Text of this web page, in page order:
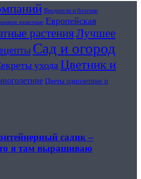
Вредители и болезни
животные Европейская
растенияЛучшее
Сад и огород
ухода Цветник и
Цветы однолетние и
садик –
я там выращиваю